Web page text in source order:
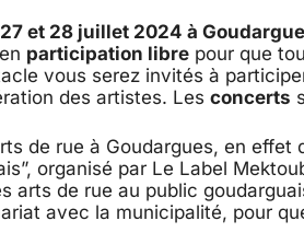
et 28 juillet 2024 à
participation libre pour que
vous serez invités à
des artistes. Les concerts
de rue à Goudargues, en
organisé par Le Label
arts de rue au public
avec la municipalité, pour